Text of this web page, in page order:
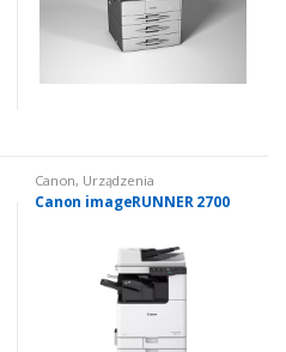
Canon, Urządzenia
wielofunkcyjne używane: czarno
białe
Canon imageRUNNER 2700